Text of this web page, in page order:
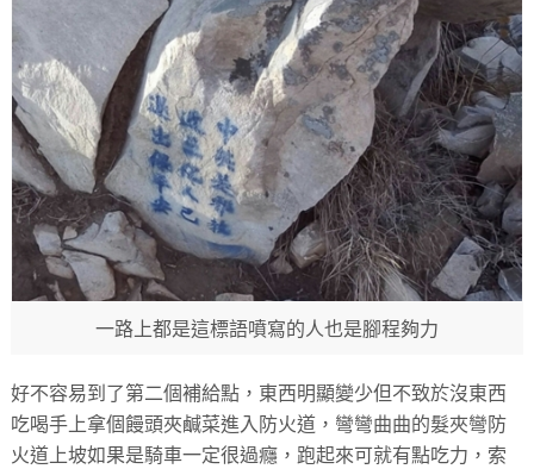
一路上都是這標語噴寫的人也是腳程夠力
好不容易到了第二個補給點，東西明顯變少但不致於沒東西
吃喝手上拿個饅頭夾鹹菜進入防火道，彎彎曲曲的髮夾彎防
火道上坡如果是騎車一定很過癮，跑起來可就有點吃力，索